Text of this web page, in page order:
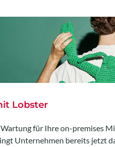
Lobster
für Ihre on-premises
Unternehmen bereits jetzt